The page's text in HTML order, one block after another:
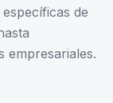
de
empresariales.